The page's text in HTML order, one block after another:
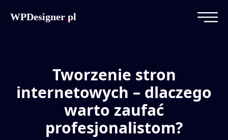
WPDesigner.pl
Tworzenie stron
internetowych – dlaczego
warto zaufać
profesjonalistom?